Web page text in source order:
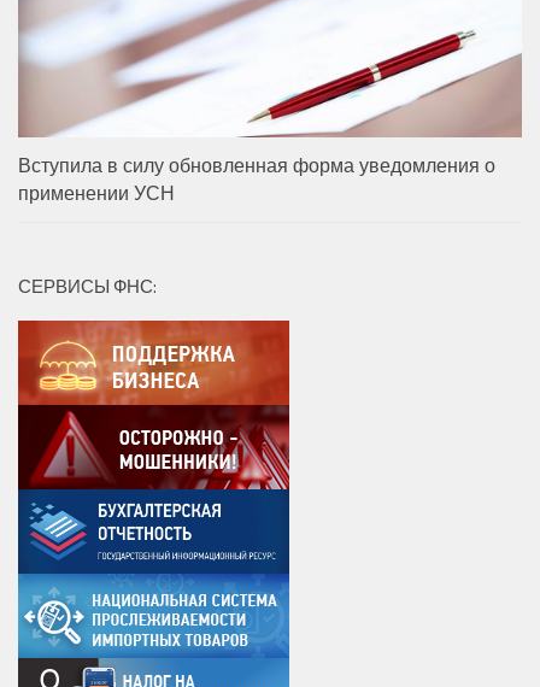
Вступила в силу обновленная форма уведомления о
применении УСН
СЕРВИСЫ ФНС: